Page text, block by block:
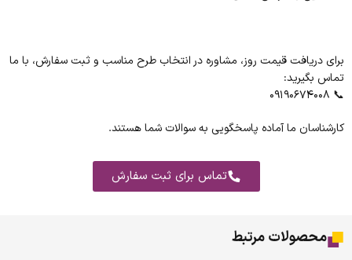
برای دریافت قیمت روز، مشاوره در انتخاب طرح مناسب و ثبت سفارش، با ما
تماس بگیرید:
📞 ۰۹۱۹۰۶۷۴۰۰۸
کارشناسان ما آماده پاسخگویی به سوالات شما هستند.
تماس برای ثبت سفارش
محصولات مرتبط